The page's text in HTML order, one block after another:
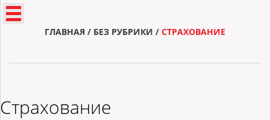
ГЛАВНАЯ / БЕЗ РУБРИКИ / СТРАХОВАНИЕ
Страхование